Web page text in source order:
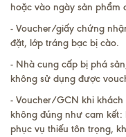
hoặc vào ngày sản phẩm
- Voucher/giấy chứng
đặt, lớp tráng bạc bị cào.
- Nhà cung cấp bị phá
không sử dụng được
- Voucher/GCN khi
không đúng như cam kết:
phục vụ thiếu tôn trọng,